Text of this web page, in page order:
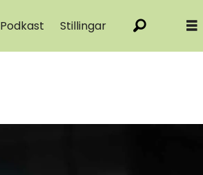
Podkast Stillingar